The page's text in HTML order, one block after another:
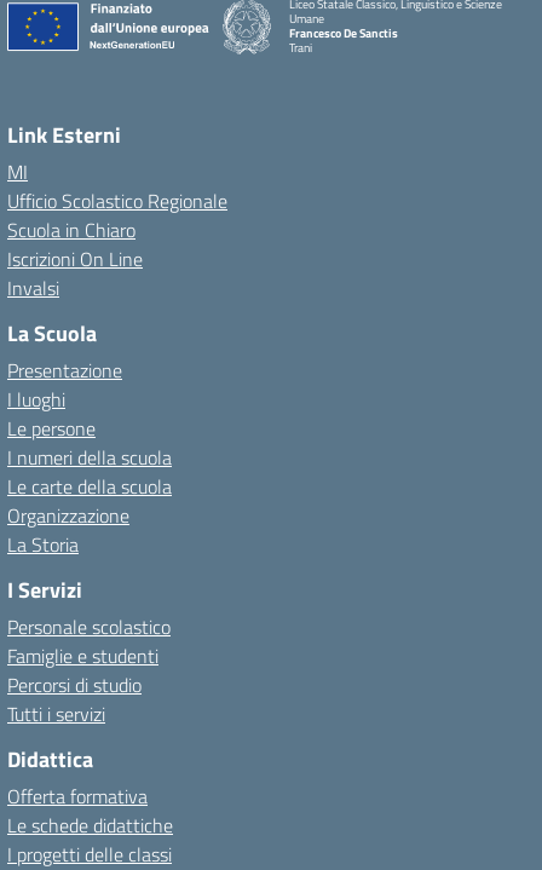
Liceo Statale Classico, Linguistico e Scienze
Umane
Francesco De Sanctis
Trani
Link Esterni
MI
Ufficio Scolastico Regionale
Scuola in Chiaro
Iscrizioni On Line
Invalsi
La Scuola
Presentazione
I luoghi
Le persone
I numeri della scuola
Le carte della scuola
Organizzazione
La Storia
I Servizi
Personale scolastico
Famiglie e studenti
Percorsi di studio
Tutti i servizi
Didattica
Offerta formativa
Le schede didattiche
I progetti delle classi